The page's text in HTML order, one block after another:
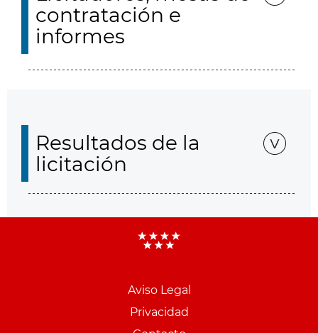
contratación e
informes
Resultados de la
licitación
Aviso Legal
Privacidad